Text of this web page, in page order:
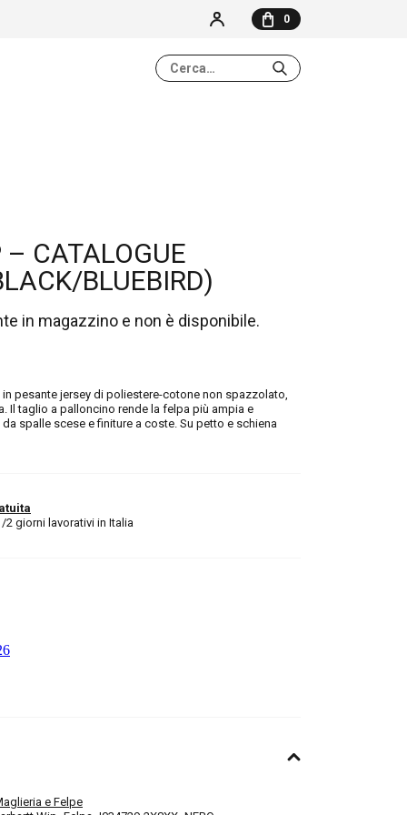
0
NESSUN ELEMENTO NEL CARRELLO
CATALOGUE
BLUEBIRD)
in magazzino e non è disponibile.
pesante jersey di poliestere-cotone non spazzolato,
Il taglio a palloncino rende la felpa più ampia e
spalle scese e finiture a coste. Su petto e schiena
2 giorni lavorativi in Italia
e Felpe